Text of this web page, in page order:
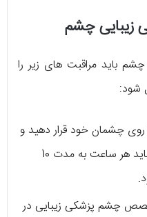
زیبایی چشم
باید مراقبت های زیر را
شود:
چشمان خود قرار دهید و
به این صورت است که کمپرس باید هر ساعت به مدت 10
چشم پزشکی زیبایی در